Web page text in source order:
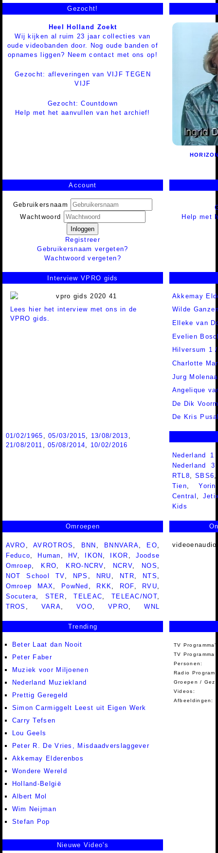
Gezocht!
Heel Holland Zoekt
Wij kijken al ruim 23 jaar collecties van
oude videobanden door. Nog oude banden of
opnames liggen? Neem contact met ons op!
Gezocht: afleveringen van VIJF TEGEN
VIJF
Gezocht: Countdown
Help met het aanvullen van het archief!
Account
Gebruikersnaam
Wachtwoord
Inloggen
Registreer
Gebruikersnaam vergeten?
Wachtwoord vergeten?
Help met
Interview VPRO gids
Lees hier het interview met ons in de
VPRO gids.
Akkemay
Wilde
Elleke van
Evelien
Hilversum 1
Charlotte
Jurg
Angelique
De Dik
De Kris
01/02/1965 ,05/03/2015 13/08/2013
21/08/2011
,05/08/2014
10/02/2016
Nederland
Nederland
RTL8,SBS6
Tien,Yorin
Central ,
Kids
Omroepen
AVRO ,AVROTROS BNN BNNVARA EO
Feduco
Human HV IKON IKOR
Joodse
Omroep
KRO KRO-NCRV NCRV NOS
NOT School TV
NPS NRU NTR NTS
Omroep MAX
PowNed RKK ROF RVU
Socutera
STER ,TELEAC TELEAC/NOT
TROS
VARA ,VOO ,VPRO ,WNL
Trending
Beter Laat dan Nooit
Peter Faber
Muziek voor Miljoenen
Nederland Muziekland
Prettig Geregeld
Simon Carmiggelt Leest uit Eigen Werk
Carry Tefsen
Lou Geels
Peter R. De Vries, Misdaadverslaggever
Akkemay Elderenbos
Wondere Wereld
Holland-België
Albert Mol
Wim Neijman
Stefan Pop
TV
TV Programma
Personen:
Radio
Groepen /
Videos:
Afbeeldingen:
Nieuwe Video's